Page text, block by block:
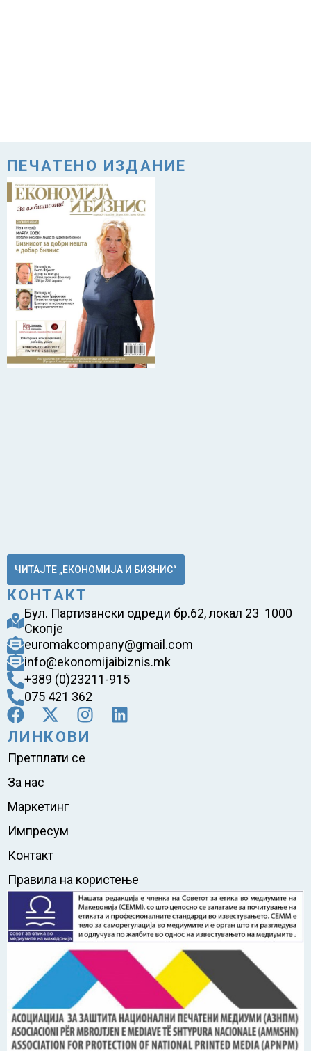
ПЕЧАТЕНО ИЗДАНИЕ
ЧИТАЈТЕ „ЕКОНОМИЈА И БИЗНИС“
КОНТАКТ
Бул. Партизански одреди бр.62, локал 23 1000
Скопје
euromakcompany@gmail.com
info@ekonomijaibiznis.mk
+389 (0)23211-915
075 421 362
ЛИНКОВИ
Претплати се
За нас
Маркетинг
Импресум
Контакт
Правила на користење